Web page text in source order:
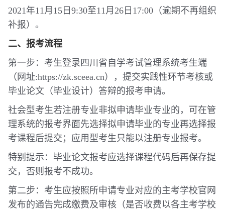
2021年11月15日9:30至11月26日17:00（逾期不再组织
补报）。
二、报考流程
第一步：考生登录四川省自学考试管理系统考生端
（网址:https://zk.sceea.cn），提交实践性环节考核或
毕业论文（毕业设计）答辩的报考申请。
社会型考生若注册专业非拟申请毕业专业的，可在管
理系统的报考界面先选择拟申请毕业的专业再选择报
考课程后提交；应用型考生只能以注册专业报考。
特别提示：毕业论文报考应选择课程代码后再保存提
交，否则报考不成功。
第二步：考生应按照所申请专业对应的主考学校官网
发布的通告完成缴费及审核（是否收费以各主考学校